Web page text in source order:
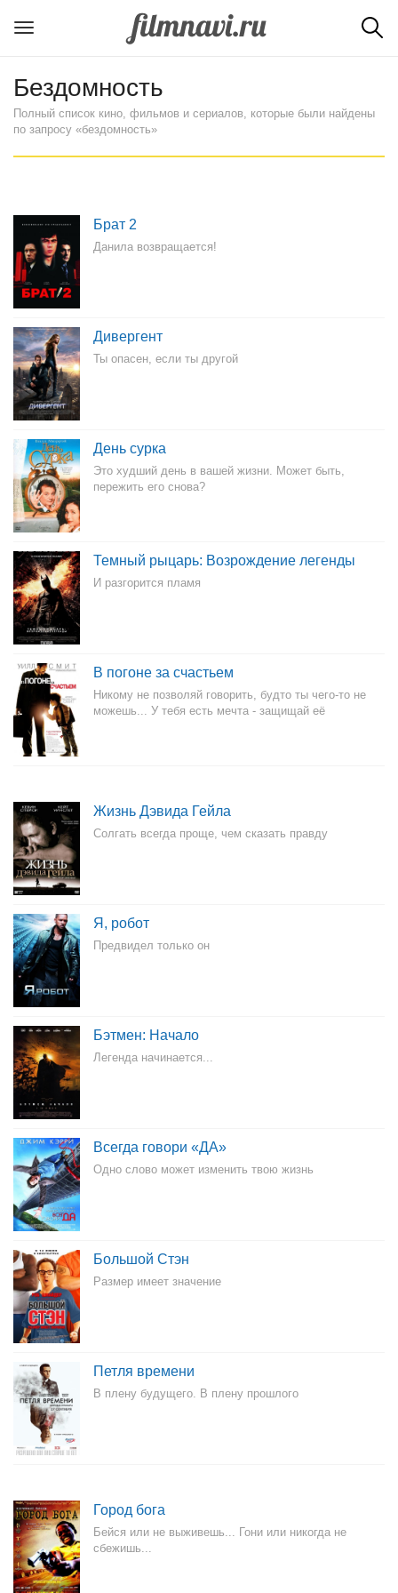
Бездомность
Полный список кино, фильмов и сериалов, которые были найдены
по запросу «бездомность»
Брат 2
Данила возвращается!
Дивергент
Ты опасен, если ты другой
День сурка
Это худший день в вашей жизни. Может быть,
пережить его снова?
Темный рыцарь: Возрождение легенды
И разгорится пламя
В погоне за счастьем
Никому не позволяй говорить, будто ты чего-то не
можешь... У тебя есть мечта - защищай её
Жизнь Дэвида Гейла
Солгать всегда проще, чем сказать правду
Я, робот
Предвидел только он
Бэтмен: Начало
Легенда начинается...
Всегда говори «ДА»
Одно слово может изменить твою жизнь
Большой Стэн
Размер имеет значение
Петля времени
В плену будущего. В плену прошлого
Город бога
Бейся или не выживешь... Гони или никогда не
сбежишь...